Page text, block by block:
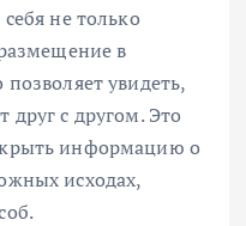
не только
в
увидеть,
друг с другом. Это
информацию о
исходах,